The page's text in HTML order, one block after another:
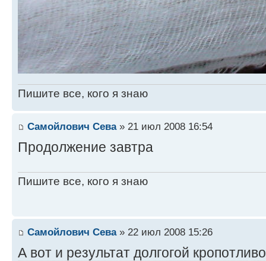
Пишите все, кого я знаю
Самойлович Сева» 21 июл 2008 16:54
Продолжение завтра
Пишите все, кого я знаю
Самойлович Сева» 22 июл 2008 15:26
А вот и результат долгогой